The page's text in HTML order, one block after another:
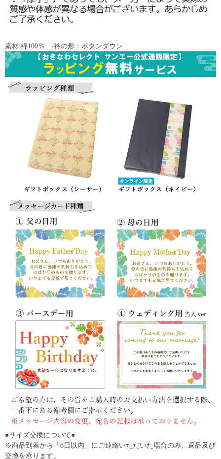
素材:綿100％ /衿の形：ボタンダウン
●サイズ交換について●
※商品到着から「8日以内」にご連絡いただいた場合のみ、返品及び
交換を承ります。